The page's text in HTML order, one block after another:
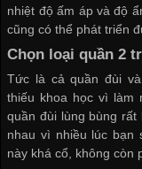
nhiệt độ ấm áp và độ
cũng có thể phát triển
Chọn loại quần 2
Tức là cả quần đùi
thiếu khoa học vì làm
quần đùi lùng bùng
nhau vì nhiều lúc bạn
này khá cổ, không còn